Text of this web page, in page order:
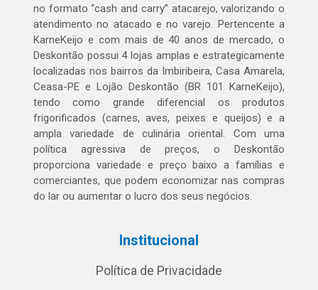
no formato “cash and carry” atacarejo, valorizando o
atendimento no atacado e no varejo. Pertencente a
KarneKeijo e com mais de 40 anos de mercado, o
Deskontão possui 4 lojas amplas e estrategicamente
localizadas nos bairros da Imbiribeira, Casa Amarela,
Ceasa-PE e Lojão Deskontão (BR 101 KarneKeijo),
tendo como grande diferencial os produtos
frigorificados (carnes, aves, peixes e queijos) e a
ampla variedade de culinária oriental. Com uma
política agressiva de preços, o Deskontão
proporciona variedade e preço baixo a famílias e
comerciantes, que podem economizar nas compras
do lar ou aumentar o lucro dos seus negócios.
Institucional
Política de Privacidade